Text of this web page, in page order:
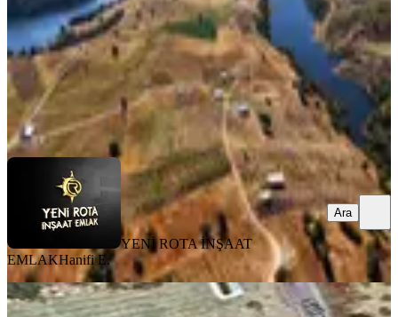
15.000.000 ₺
YENİ ROTA İNŞAAT EMLAK Hanifi E.
Ara
YENİ ROTA İNŞAAT
EMLAKHanifi E.
Ara
Yenirota 'dan Süleymanlı Da Satlık